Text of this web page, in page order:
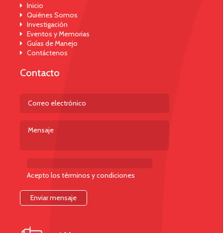
Inicio
Quiénes Somos
Investigación
Eventos y Memorias
Guías de Manejo
Contáctenos
Contacto
Acepto los términos y condiciones